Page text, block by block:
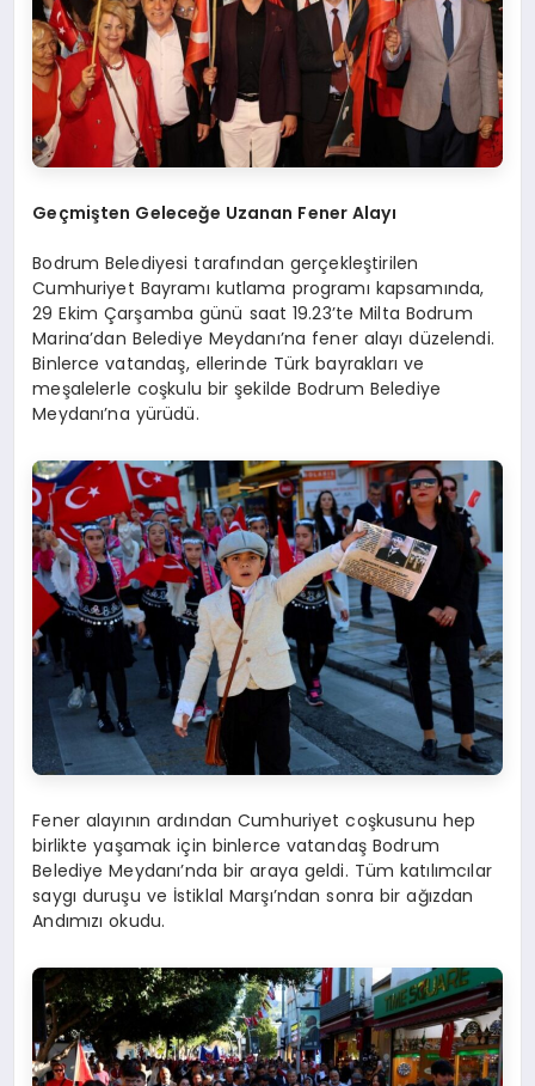
Geçmişten Geleceğe Uzanan Fener Alayı
Bodrum Belediyesi tarafından gerçekleştirilen
Cumhuriyet Bayramı kutlama programı kapsamında,
29 Ekim Çarşamba günü saat 19.23’te Milta Bodrum
Marina’dan Belediye Meydanı’na fener alayı düzelendi.
Binlerce vatandaş, ellerinde Türk bayrakları ve
meşalelerle coşkulu bir şekilde Bodrum Belediye
Meydanı’na yürüdü.
Fener alayının ardından Cumhuriyet coşkusunu hep
birlikte yaşamak için binlerce vatandaş Bodrum
Belediye Meydanı’nda bir araya geldi. Tüm katılımcılar
saygı duruşu ve İstiklal Marşı’ndan sonra bir ağızdan
Andımızı okudu.